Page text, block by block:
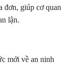
đơn, giúp cơ quan
lận.
mới về an ninh